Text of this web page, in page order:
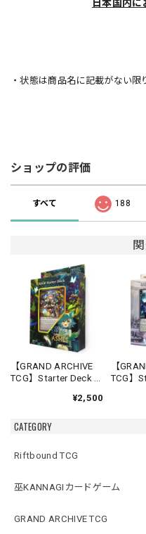
CATEGORY
Riftbound TCG
巫KANNAGIカードゲーム
GRAND ARCHIVE TCG
日本国内
・状態は商品名に記載がない限
ショップの評価
すべて 188
【GRAND ARCHIVE
TCG】Starter Deck -
Ashes】《英語版》
¥2,500
【
TCG】
Ashes